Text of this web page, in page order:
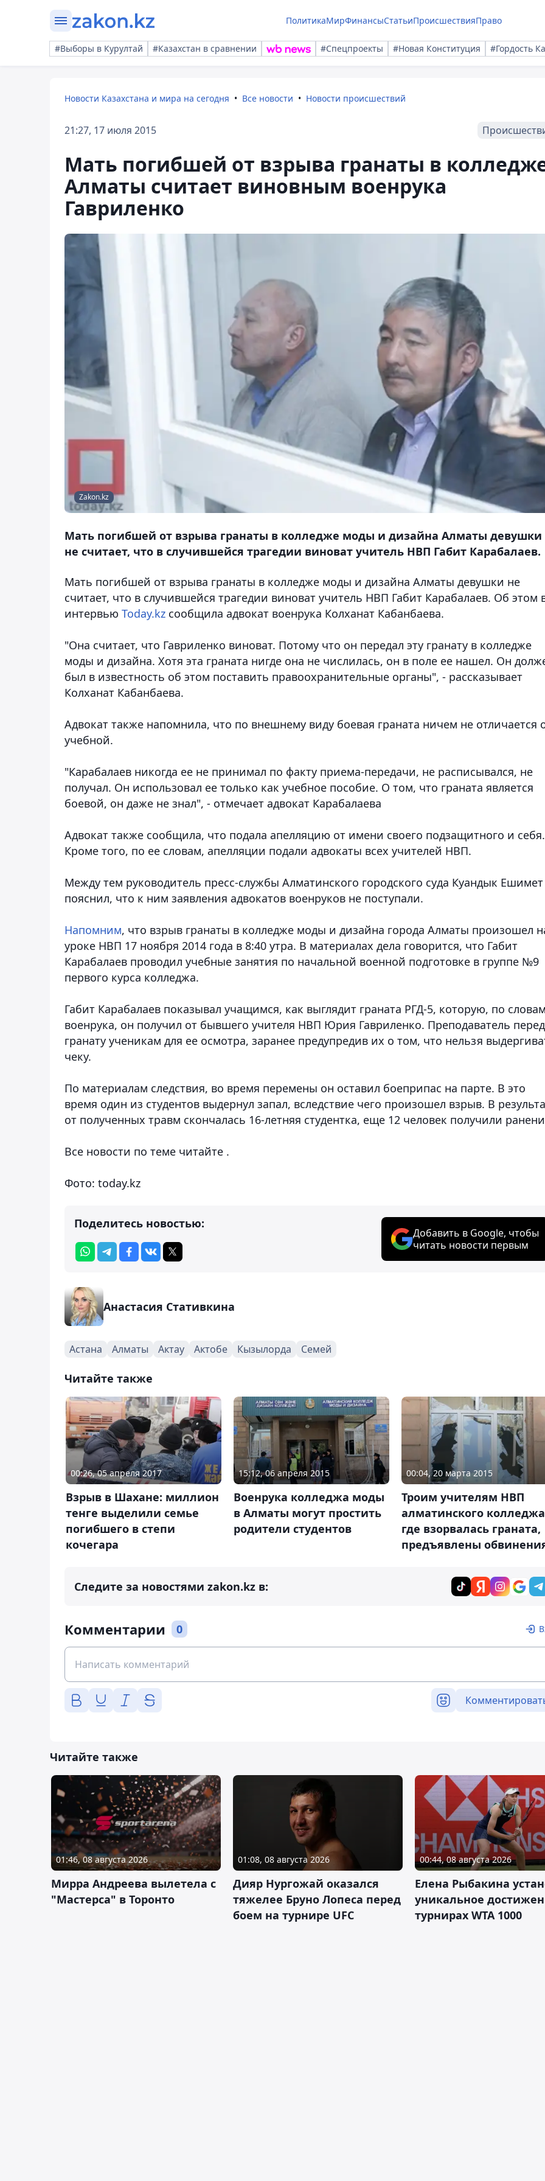
ПолитикаМирФинансыСтатьиПроисшествияПраво
#Выборы в Курултай #Казахстан в сравнении #Спецпроекты #Новая Конституция #Гордость
Новости Казахстана и мира на сегодня Все новости Новости происшествий
21:27, 17 июля 2015
Мать погибшей от взрыва гранаты в
Алматы считает виновным военрука
Гавриленко
Zakon.kz
Мать погибшей от взрыва гранаты в колледже моды и дизайна Алматы девушки
не считает, что в случившейся трагедии виноват учитель НВП Габит Карабалаев.
Мать погибшей от взрыва гранаты в колледже моды и дизайна Алматы девушки не
считает, что в случившейся трагедии виноват учитель НВП Габит Карабалаев. Об этом
интервью Today.kz сообщила адвокат военрука Колханат Кабанбаева.
"Она считает, что Гавриленко виноват. Потому что он передал эту гранату в колледже
моды и дизайна. Хотя эта граната нигде она не числилась, он в поле ее нашел. Он
был в известность об этом поставить правоохранительные органы", - рассказывает
Колханат Кабанбаева.
Адвокат также напомнила, что по внешнему виду боевая граната ничем не отличается
учебной.
"Карабалаев никогда ее не принимал по факту приема-передачи, не расписывался, не
получал. Он использовал ее только как учебное пособие. О том, что граната является
боевой, он даже не знал", - отмечает адвокат Карабалаева
Адвокат также сообщила, что подала апелляцию от имени своего подзащитного и себя.
Кроме того, по ее словам, апелляции подали адвокаты всех учителей НВП.
Между тем руководитель пресс-службы Алматинского городского суда Куандык Ешимет
пояснил, что к ним заявления адвокатов военруков не поступали.
Напомним, что взрыв гранаты в колледже моды и дизайна города Алматы произошел
уроке НВП 17 ноября 2014 года в 8:40 утра. В материалах дела говорится, что Габит
Карабалаев проводил учебные занятия по начальной военной подготовке в группе №9
первого курса колледжа.
Габит Карабалаев показывал учащимся, как выглядит граната РГД-5, которую, по словам
военрука, он получил от бывшего учителя НВП Юрия Гавриленко. Преподаватель
гранату ученикам для ее осмотра, заранее предупредив их о том, что нельзя
чеку.
По материалам следствия, во время перемены он оставил боеприпас на парте. В это
время один из студентов выдернул запал, вследствие чего произошел взрыв. В
от полученных травм скончалась 16-летняя студентка, еще 12 человек получили
Все новости по теме читайте .
Фото: today.kz
Поделитесь новостью:
Добавить в Google, чтобы
читать новости первым
Анастасия Стативкина
Астана Алматы Актау Актобе Кызылорда Семей
Читайте также
00:26, 05 апреля 2017
Взрыв в Шахане: миллион
тенге выделили семье
погибшего в степи
кочегара
15:12, 06 апреля 2015
Военрука колледжа моды
в Алматы могут простить
родители студентов
00:04, 20 марта 2015
Троим учителям НВП
алматинского
где взорвалась граната,
предъявлены
Следите за новостями zakon.kz в:
Комментарии 0
Читайте также
01:46, 08 августа 2026
Мирра Андреева вылетела с
"Мастерса" в Торонто
01:08, 08 августа 2026
Дияр Нургожай оказался
тяжелее Бруно Лопеса перед
боем на турнире UFC
00:44, 08 августа 2026
Елена Рыбакина
уникальное
турнирах WTA 1000